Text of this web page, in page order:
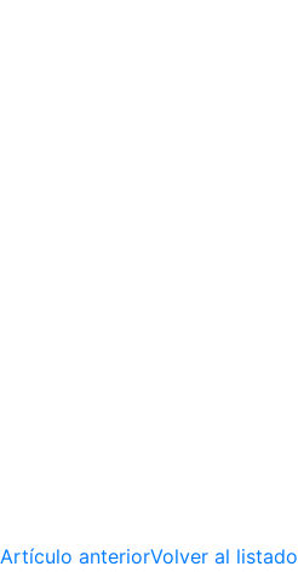
Artículo anteriorVolver al listado